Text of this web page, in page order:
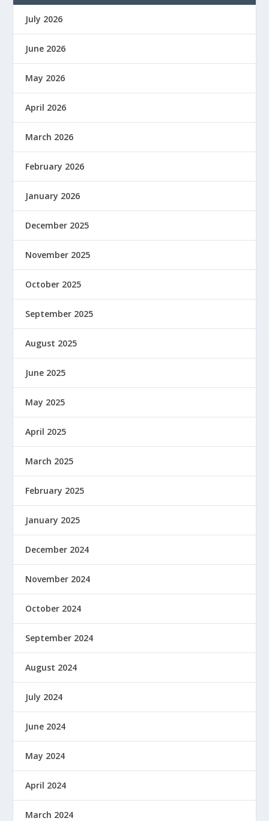
July 2026
June 2026
May 2026
April 2026
March 2026
February 2026
January 2026
December 2025
November 2025
October 2025
September 2025
August 2025
June 2025
May 2025
April 2025
March 2025
February 2025
January 2025
December 2024
November 2024
October 2024
September 2024
August 2024
July 2024
June 2024
May 2024
April 2024
March 2024